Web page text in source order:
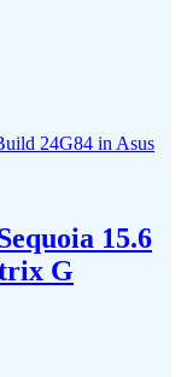
15.6
G